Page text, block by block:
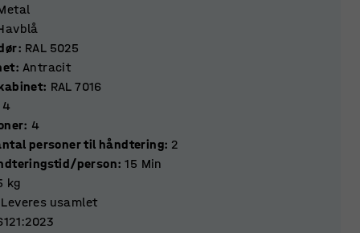
: RAL 5025
: Antracit
: RAL 7016
4
: 4
personer til håndtering: 2
person: 15 Min
kg
Leveres usamlet